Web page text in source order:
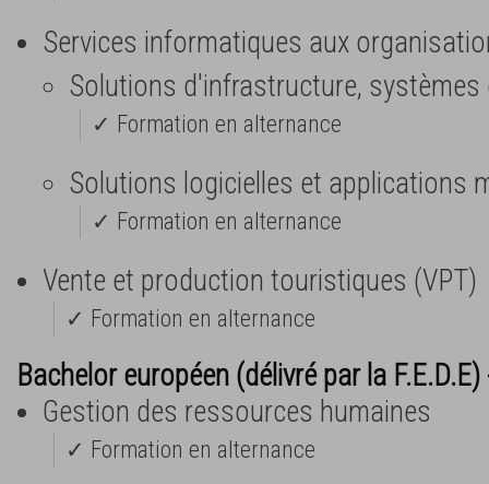
Services informatiques aux
Solutions d'infrastructure, systèmes
✓ Formation en alternance
Solutions logicielles et applications
✓ Formation en alternance
Vente et production touristiques (VPT)
✓ Formation en alternance
Bachelor européen (délivré par la
Gestion des ressources humaines
✓ Formation en alternance